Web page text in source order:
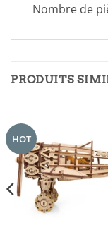
Nombre de
PRODUITS
HOT